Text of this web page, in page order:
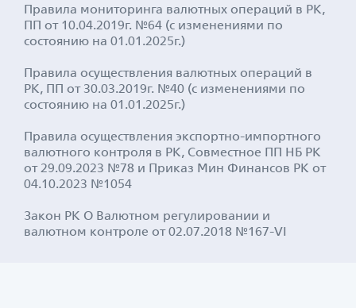
Правила мониторинга валютных операций в РК,
ПП от 10.04.2019г. №64 (с изменениями по
состоянию на 01.01.2025г.)
Правила осуществления валютных операций в
РК, ПП от 30.03.2019г. №40 (с изменениями по
состоянию на 01.01.2025г.)
Правила осуществления экспортно-импортного
валютного контроля в РК, Совместное ПП НБ РК
от 29.09.2023 №78 и Приказ Мин Финансов РК от
04.10.2023 №1054
Закон РК О Валютном регулировании и
валютном контроле от 02.07.2018 №167-VI